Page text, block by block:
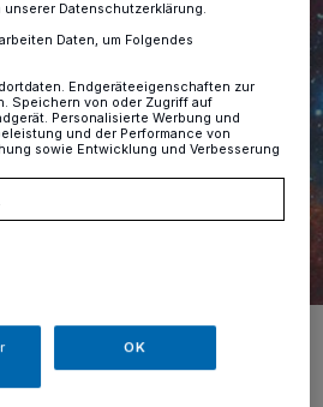
Datenschutzerklärung.
Daten, um Folgendes
Endgeräteeigenschaften zur
Speichern von oder Zugriff auf
Personalisierte Werbung und
und der Performance von
sowie Entwicklung und Verbesserung
OK